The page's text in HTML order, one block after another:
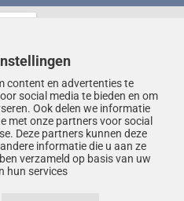
content en advertenties te
social media te bieden en om
Ook delen we informatie
met onze partners voor social
Deze partners kunnen deze
informatie die u aan ze
verzameld op basis van uw
hun services